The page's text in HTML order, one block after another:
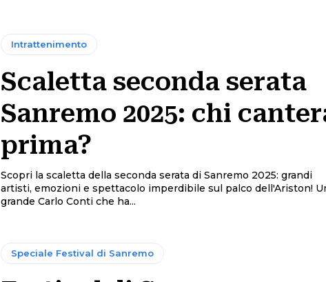
Intrattenimento
Scaletta seconda serata
Sanremo 2025: chi
prima?
Scopri la scaletta della seconda serata di Sanremo 2025: grandi
artisti, emozioni e spettacolo imperdibile sul palco dell'Ariston! Un
grande Carlo Conti che ha...
Speciale Festival di Sanremo